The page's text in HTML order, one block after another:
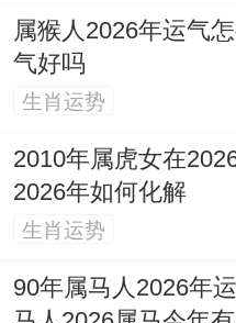
对属马的命主来讲
自刑之危，可于立春
绳」，借红色贵气
性；亦可考虑在卧室
吉锦袋」，以收纳岁
宅磁场，此为从风
属猴人2026年运气
气好吗
生肖运势
2010年属虎女在
2026年如何化解
生肖运势
90年属马人2026年